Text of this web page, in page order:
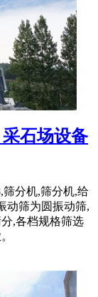
石场设备
筛分机,筛分机,给
动筛为圆振动筛,
,各档规格筛选